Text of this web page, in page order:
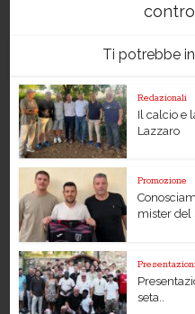
Ti potrebbe
Redazionali
Il calcio e
Lazzaro
Promozione
mister del
seta..